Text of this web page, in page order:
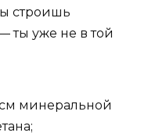
строишь
ты уже не в той
минеральной